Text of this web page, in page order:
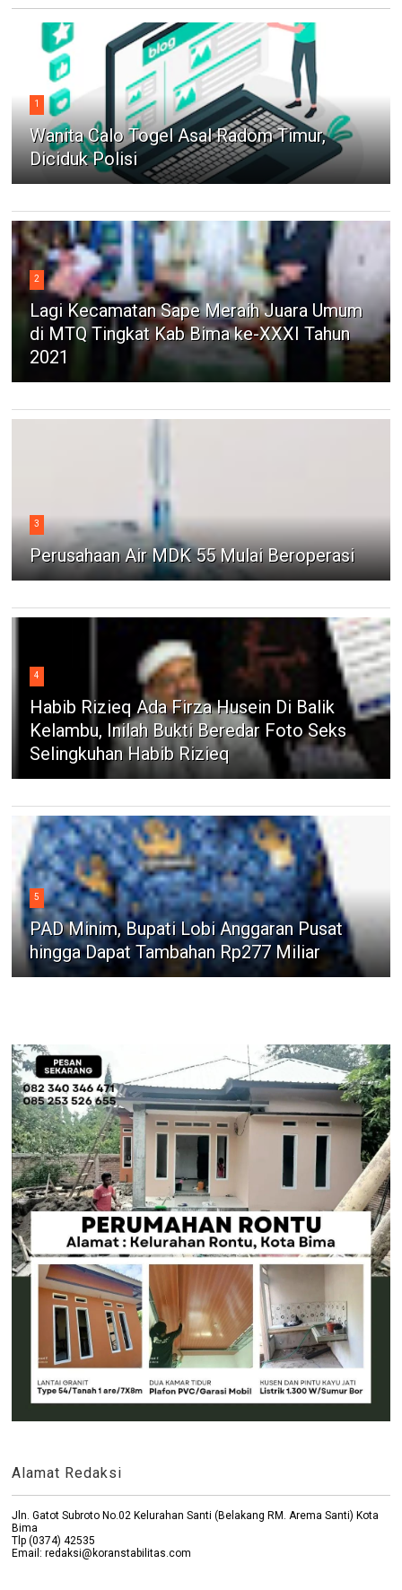
1
Wanita Calo Togel Asal Radom Timur,
Diciduk Polisi
2
Lagi Kecamatan Sape Meraih Juara Umum
di MTQ Tingkat Kab Bima ke-XXXI Tahun
2021
3
Perusahaan Air MDK 55 Mulai Beroperasi
4
Habib Rizieq Ada Firza Husein Di Balik
Kelambu, Inilah Bukti Beredar Foto Seks
Selingkuhan Habib Rizieq
5
PAD Minim, Bupati Lobi Anggaran Pusat
hingga Dapat Tambahan Rp277 Miliar
Alamat Redaksi
Jln. Gatot Subroto No.02 Kelurahan Santi (Belakang RM. Arema Santi) Kota
Bima
Tlp (0374) 42535
Email: redaksi@koranstabilitas.com